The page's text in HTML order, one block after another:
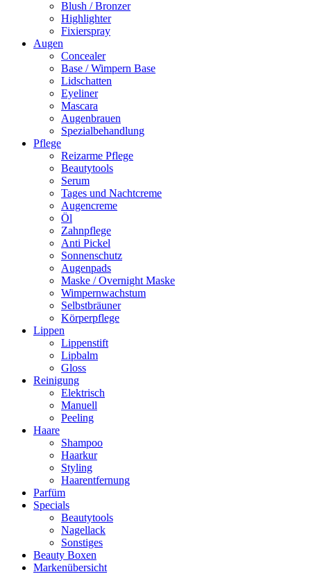
Blush / Bronzer
Highlighter
Fixierspray
Augen
Concealer
Base / Wimpern Base
Lidschatten
Eyeliner
Mascara
Augenbrauen
Spezialbehandlung
Pflege
Reizarme Pflege
Beautytools
Serum
Tages und Nachtcreme
Augencreme
Öl
Zahnpflege
Anti Pickel
Sonnenschutz
Augenpads
Maske / Overnight Maske
Wimpernwachstum
Selbstbräuner
Körperpflege
Lippen
Lippenstift
Lipbalm
Gloss
Reinigung
Elektrisch
Manuell
Peeling
Haare
Shampoo
Haarkur
Styling
Haarentfernung
Parfüm
Specials
Beautytools
Nagellack
Sonstiges
Beauty Boxen
Markenübersicht